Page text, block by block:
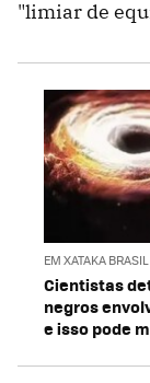
"limiar de
EM XATAKA BRASIL
Cientistas
negros
e isso pode